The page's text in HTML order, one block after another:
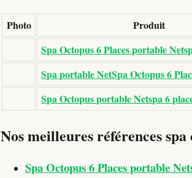
Photo Produit
Spa Octopus 6 Places portable
Spa portable NetSpa Octopus 6
Spa Octopus portable Netspa 6
Nos meilleures références
Spa Octopus 6 Places portable